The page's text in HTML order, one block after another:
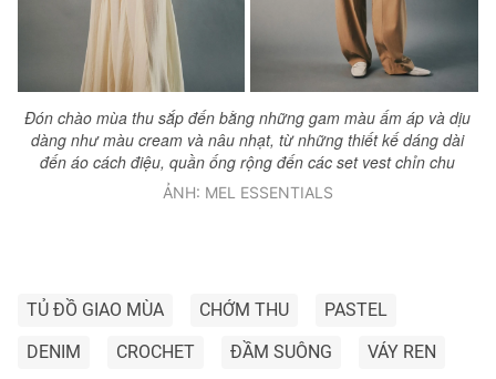
Đón chào mùa thu sắp đến bằng những gam màu ấm áp và dịu
dàng như màu cream và nâu nhạt, từ những thiết kế dáng dài
đến áo cách điệu, quần ống rộng đến các set vest chỉn chu
ẢNH: MEL ESSENTIALS
TỦ ĐỒ GIAO MÙA CHỚM THU
PASTEL
DENIM
CROCHET ĐẦM SUÔNG VÁY REN